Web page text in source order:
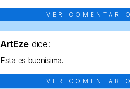
VER COMENTARIO
ArtEze dice:
Esta es buenísima.
VER COMENTARIO